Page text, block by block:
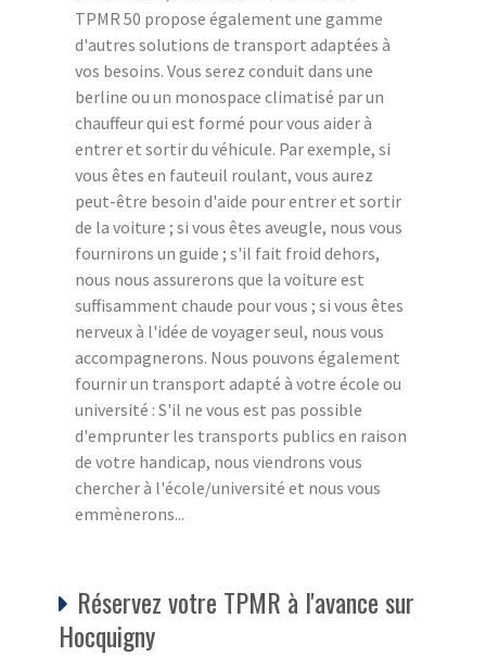
TPMR 50 propose également une gamme
d'autres solutions de transport adaptées à
vos besoins. Vous serez conduit dans une
berline ou un monospace climatisé par un
chauffeur qui est formé pour vous aider à
entrer et sortir du véhicule. Par exemple, si
vous êtes en fauteuil roulant, vous aurez
peut-être besoin d'aide pour entrer et sortir
de la voiture ; si vous êtes aveugle, nous vous
fournirons un guide ; s'il fait froid dehors,
nous nous assurerons que la voiture est
suffisamment chaude pour vous ; si vous êtes
nerveux à l'idée de voyager seul, nous vous
accompagnerons. Nous pouvons également
fournir un transport adapté à votre école ou
université : S'il ne vous est pas possible
d'emprunter les transports publics en raison
de votre handicap, nous viendrons vous
chercher à l'école/université et nous vous
emmènerons...
Réservez votre TPMR à l'avance sur
Hocquigny